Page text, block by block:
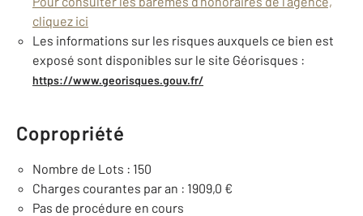
cliquez ici
Les informations sur les risques auxquels ce bien est
exposé sont disponibles sur le site Géorisques :
https://www.georisques.gouv.fr/
Copropriété
Nombre de Lots : 150
Charges courantes par an : 1909,0 €
Pas de procédure en cours